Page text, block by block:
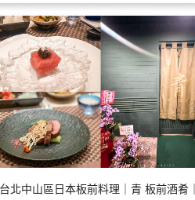
台北中山區日本板前料理｜青 板前酒肴｜